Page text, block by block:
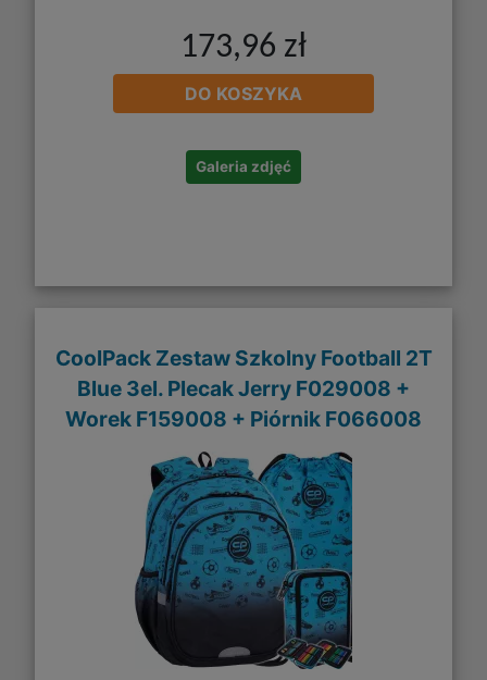
173,96 zł
DO KOSZYKA
Galeria zdjęć
CoolPack Zestaw Szkolny Football 2T
Blue 3el. Plecak Jerry F029008 +
Worek F159008 + Piórnik F066008